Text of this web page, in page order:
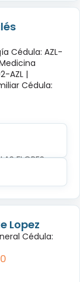
Cédula: AZL-
AZL |
Cédula:
FLORES
Lopez
Cédula: